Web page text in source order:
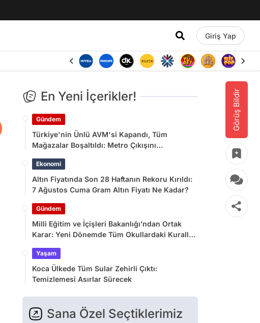
Giriş Yap
Görüş Bildir
En Yeni İçerikler!
Gündem
Türkiye'nin Ünlü AVM'si Kapandı, Tüm
Mağazalar Boşaltıldı: Metro Çıkışını
Ekonomi
Altın Fiyatında Son 28 Haftanın Rekoru Kırıldı:
7 Ağustos Cuma Gram Altın Fiyatı Ne Kadar?
Gündem
Milli Eğitim ve İçişleri Bakanlığı’ndan Ortak
Karar: Yeni Dönemde Tüm Okullardaki Kurallar
Yaşam
Koca Ülkede Tüm Sular Zehirli Çıktı:
Temizlemesi Asırlar Sürecek
Sana Özel Seçtiklerimiz